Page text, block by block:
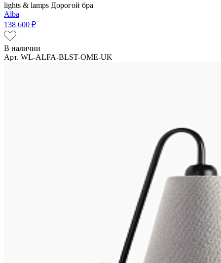
lights & lamps Дорогой бра
Alba
138 600 ₽
В наличии
Арт. WL-ALFA-BLST-OME-UK